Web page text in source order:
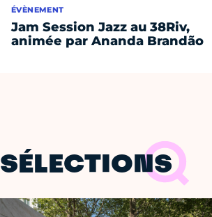
ÉVÈNEMENT
Jam Session Jazz au 38Riv,
animée par Ananda Brandão
SÉLECTIONS